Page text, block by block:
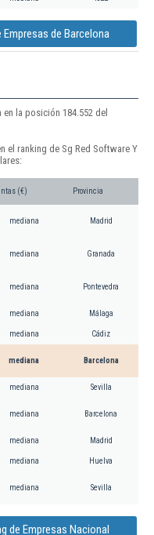
Empresas de Barcelona
la posición 184.552 del
el ranking de Sg Red Software Y
(€) Provincia
mediana Madrid
mediana Granada
mediana Pontevedra
mediana Málaga
mediana Cádiz
mediana Barcelona
mediana Sevilla
mediana Barcelona
mediana Madrid
mediana Huelva
mediana Sevilla
de Empresas Nacional